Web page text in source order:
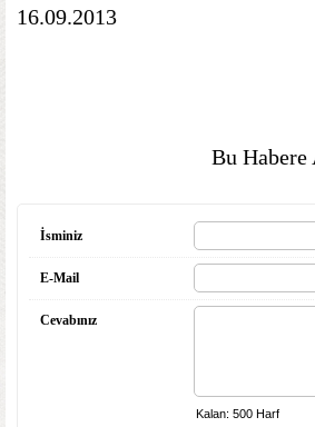
16.09.2013
Bu Habere
İsminiz
E-Mail
Cevabınız